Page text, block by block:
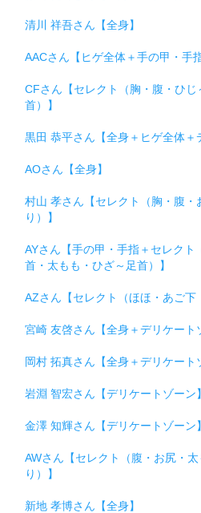
清川 祥吾さん【全身】
AACさん【ヒゲ全体＋手の甲・手指
CFさん【セレクト（胸・腹・ひ
首）】
黒田 恭平さん【全身＋ヒゲ全体＋
AOさん【全身】
村山 孝さん【セレクト（胸・腹
り）】
AYさん【手の甲・手指＋セレク
首・太もも・ひざ～足首）】
AZさん【セレクト（ほほ・あご下
宮崎 友啓さん【全身＋デリケート
岡村 拓真さん【全身＋デリケート
岩淵 智宏さん【デリケートゾーン】
金澤 知輝さん【デリケートゾーン】
AWさん【セレクト（腹・お尻・
り）】
新地 孝博さん【全身】